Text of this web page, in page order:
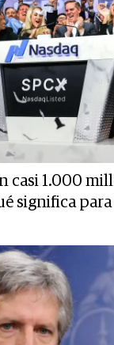
casi 1.000
significa